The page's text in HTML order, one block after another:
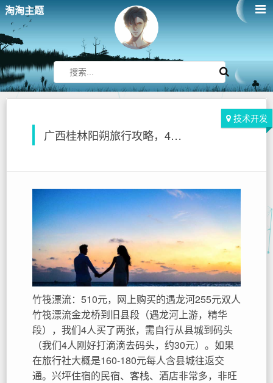
淘淘主题
广西桂林阳朔旅行攻略，4个人5天花4000元，含交通住宿吃饭
技术开发
竹筏漂流：510元，网上购买的遇龙河255元双人
竹筏漂流金龙桥到旧县段（遇龙河上游，精华
段），我们4人买了两张，需自行从县城到码头
（我们4人刚好打滴滴去码头，约30元）。如果
在旅行社大概是160-180元每人含县城往返交
通。兴坪住宿的民宿、客栈、酒店非常多，非旺